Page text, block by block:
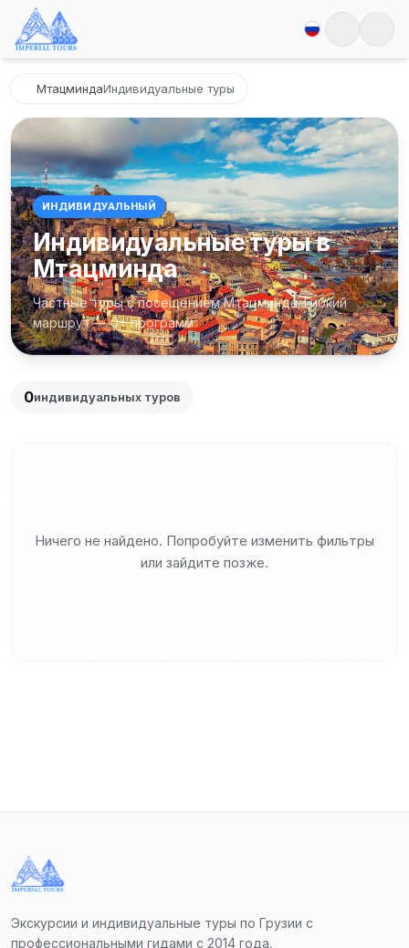
МтацминдаИндивидуальные туры
ИНДИВИДУАЛЬНЫЙ
Индивидуальные туры в
Мтацминда
Частные туры с посещением Мтацминда. Гибкий
маршрут — 0+ программ.
0индивидуальных туров
Ничего не найдено. Попробуйте изменить фильтры
или зайдите позже.
Экскурсии и индивидуальные туры по Грузии с
профессиональными гидами с 2014 года.